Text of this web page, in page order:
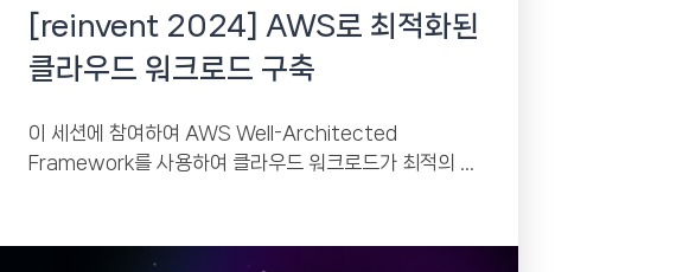
[reinvent 2024] AWS로 최적화된
클라우드 워크로드 구축
이 세션에 참여하여 AWS Well-Architected
Framework를 사용하여 클라우드 워크로드가 최적의 비